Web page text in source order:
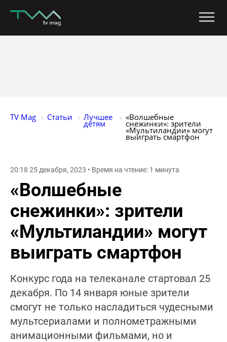
TV Mag Статьи Лучшее
детям
«Волшебные
снежинки»: зрители
«Мультиландии» могут
выиграть смартфон
20:18 25 декабря, 2023 • Время на чтение: 1 минута
«Волшебные
снежинки»: зрители
«Мультиландии» могут
выиграть смартфон
Конкурс года на телеканале стартовал 25
декабря. По 14 января юные зрители
смогут не только насладиться чудесными
мультсериалами и полнометражными
анимационными фильмами, но и